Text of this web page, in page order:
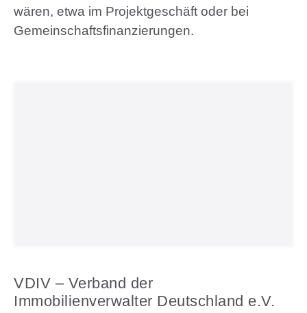
wären, etwa im Projektgeschäft oder bei
Gemeinschaftsfinanzierungen.
VDIV – Verband der
Immobilienverwalter Deutschland e.V.